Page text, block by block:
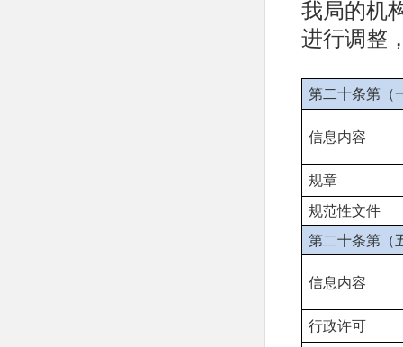
我局的机
进行调整
第二十条第（
信息内容
规章
规范性文件
第二十条第（
信息内容
行政许可